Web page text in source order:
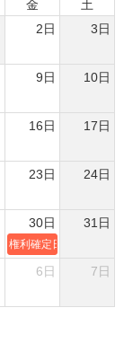
金
土
2日 3日
9日 10日
16日 17日
23日 24日
30日
権利確定日
31日
6日 7日